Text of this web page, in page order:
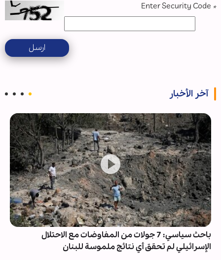
*
ارسل
آخر الأخبار
باحث سياسي: 7 جولات من المفاوضات مع الاحتلال
الإسرائيلي لم تحقق أي نتائج ملموسة للبنان